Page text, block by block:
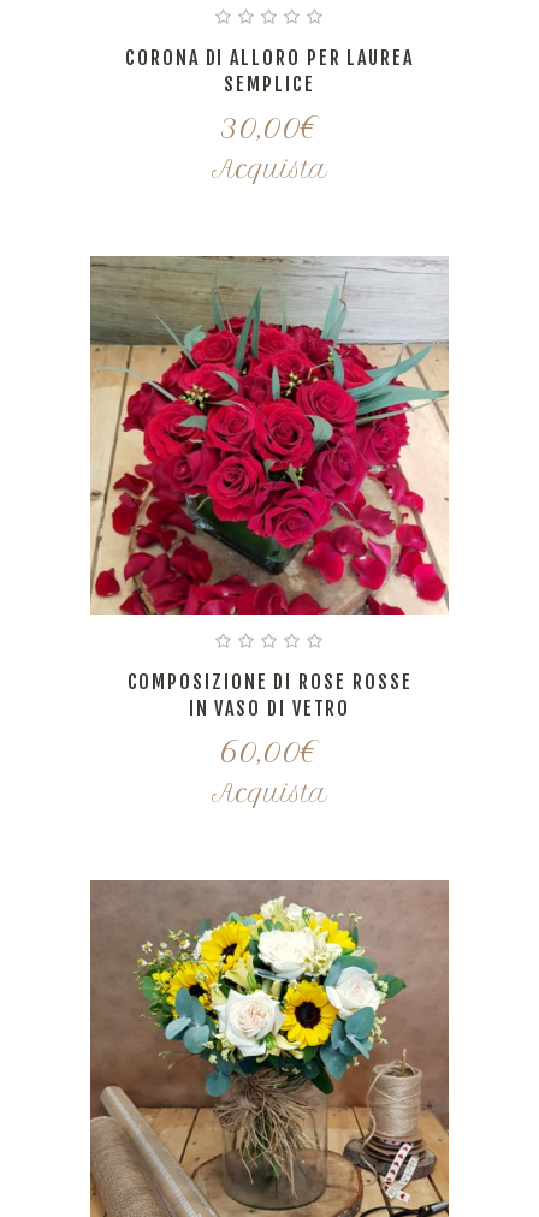
CORONA DI ALLORO PER LAUREA
SEMPLICE
30,00€
Acquista
COMPOSIZIONE DI ROSE ROSSE
IN VASO DI VETRO
60,00€
Acquista